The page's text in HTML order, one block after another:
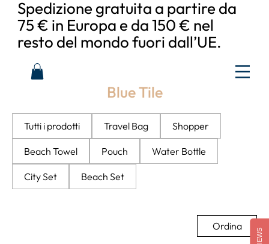
Spedizione gratuita a partire da
75 € in Europa e da 150 € nel
resto del mondo fuori dall’UE.
Blue Tile
Tutti i prodotti Travel Bag Shopper
Beach Towel Pouch Water Bottle
City Set Beach Set
Ordina